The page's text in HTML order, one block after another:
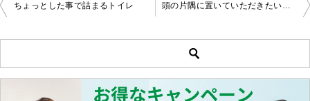
投
稿
ちょっとした事で詰まるトイレ 頭の片隅に置いていただきたいこと